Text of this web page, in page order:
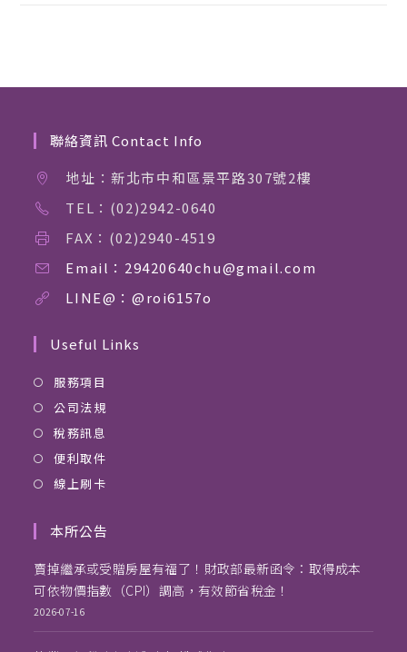
聯絡資訊 Contact Info
地址：新北市中和區景平路307號2樓
TEL：(02)2942-0640
FAX：(02)2940-4519
Email：29420640chu@gmail.com
LINE@：@roi6157o
Useful Links
服務項目
公司法規
稅務訊息
便利取件
線上刷卡
本所公告
賣掉繼承或受贈房屋有福了！財政部最新函令：取得成本
可依物價指數（CPI）調高，有效節省稅金！
2026-07-16